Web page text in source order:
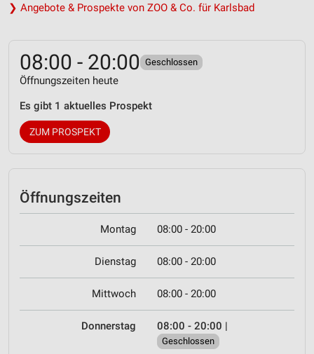
❯ Angebote & Prospekte von ZOO & Co. für Karlsbad
08:00 - 20:00 Geschlossen
Öffnungszeiten heute
Es gibt 1 aktuelles Prospekt
ZUM PROSPEKT
Öffnungszeiten
Montag 08:00 - 20:00
Dienstag 08:00 - 20:00
Mittwoch 08:00 - 20:00
Donnerstag 08:00 - 20:00 |
Geschlossen